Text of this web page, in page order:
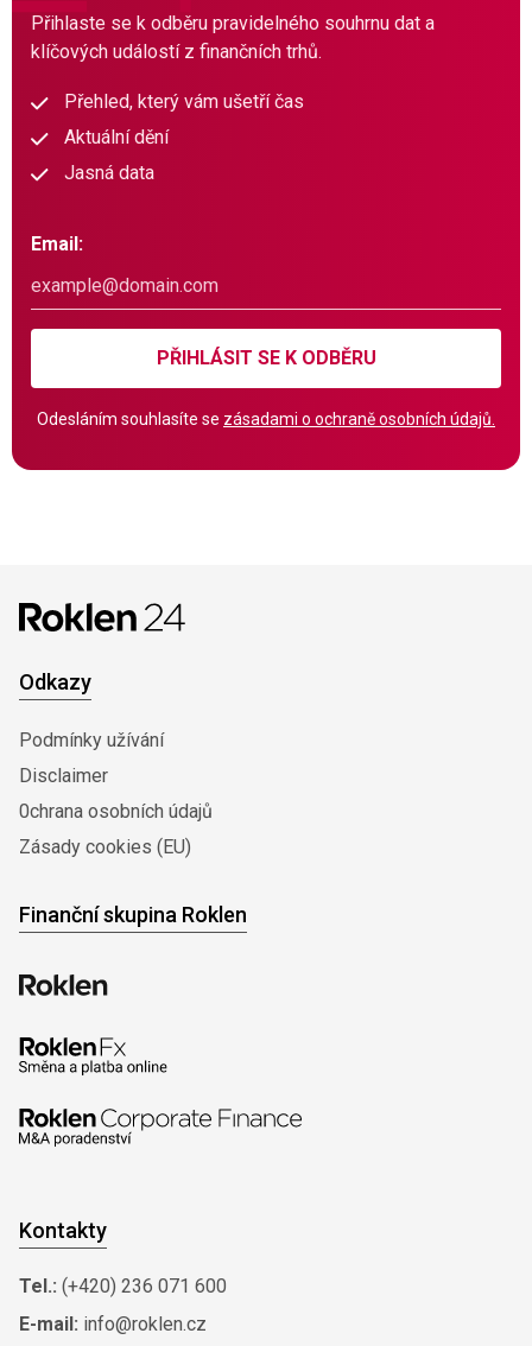
Přihlaste se k odběru pravidelného souhrnu dat a
klíčových událostí z finančních trhů.
Přehled, který vám ušetří čas
Aktuální dění
Jasná data
Email:
PŘIHLÁSIT SE K ODBĚRU
Odesláním souhlasíte se zásadami o ochraně osobních údajů.
Odkazy
Podmínky užívání
Disclaimer
0chrana osobních údajů
Zásady cookies (EU)
Finanční skupina Roklen
Kontakty
Tel.: (+420) 236 071 600
E-mail: info@roklen.cz